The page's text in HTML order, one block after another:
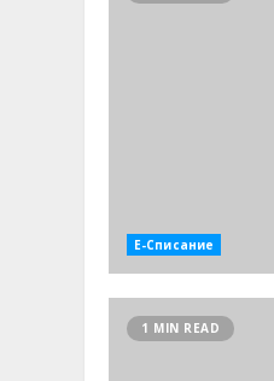
Е-Списание
1 MIN READ